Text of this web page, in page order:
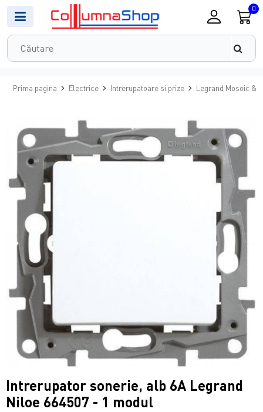
0
Prima pagina Electrice Intrerupatoare si prize Legrand Mosoic &
Intrerupator sonerie, alb 6A Legrand
Niloe 664507 - 1 modul